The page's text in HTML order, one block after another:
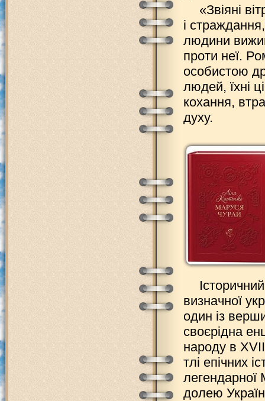
«Звіяні
і
людини
проти неї.
особистою
людей, їхні
кохання,
духу.
визначної
один із
своєрідна
народу в
тлі епічних
легендарної
долею